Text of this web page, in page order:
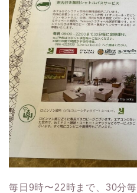
毎日9時〜22時まで、30分